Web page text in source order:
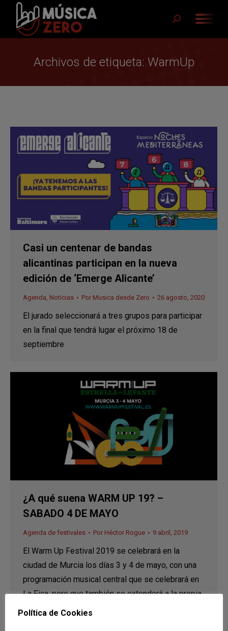
Buscar:
Archivos de etiqueta: WarmUp
Casi un centenar de bandas
alicantinas participan en la nueva
edición de ‘Emerge Alicante’
Agenda, Noticias Por Musica desde Zero 26 agosto, 2020
El jurado seleccionará a tres grupos para participar
en la final que tendrá lugar el próximo 18 de
septiembre
¿A qué suena WARM UP 19? –
SABADO 4 DE MAYO
Agenda de festivales Por Héctor Rogue 9 abril, 2019
El Warm Up Festival 2019 se celebrará en la
ciudad de Murcia los días 3 y 4 de mayo, con una
programación musical central que se celebrará en
La Fica, pero que también se extenderá a la propia
ciudad con algunos de los mejores proyectos del
Política de Cookies